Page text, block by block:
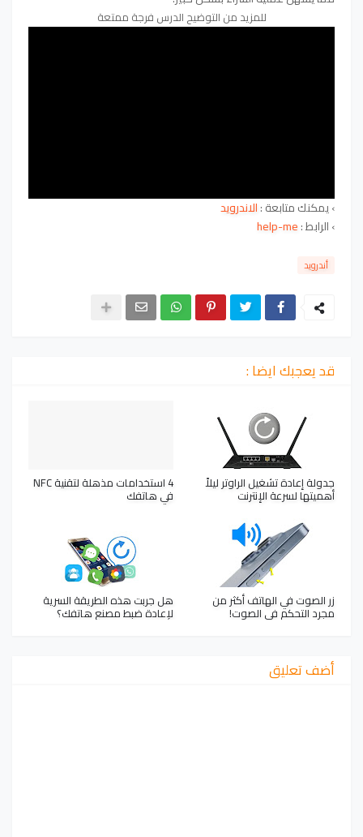
للمزيد من التوضيح الدرس فرجة ممتعة
›يمكنك متابعة :الاندرويد
›الرابط :help-me
أندرويد
قد يعجبك ايضا :
جدولة إعادة تشغيل الراوتر ليلاً
أهميتها لسرعة الإنترنت
4 استخدامات مذهلة لتقنية NFC
في هاتفك
زر الصوت في الهاتف أكثر من
مجرد التحكم في الصوت!
هل جربت هذه الطريقة السرية
لإعادة ضبط مصنع هاتفك؟
أضف تعليق